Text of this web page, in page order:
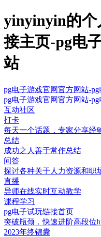
yinyinyin的个
接主页-pg电
站
pg电子游戏官网官方网站-
pg电子游戏官网官方网站-
互动社区
打卡
每天一个话题，专家分享经
总结
成功之人善于常作总结
问答
探讨各种关于人力资源和职
直播
导师在线实时互动教学
课程学习
pg电子试玩链接首页
突破瓶颈，快速进阶高段位
2023年终锦囊